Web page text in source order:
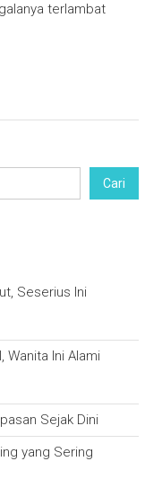
terlambat
Cari
Seserius Ini
Wanita Ini Alami
Sejak Dini
yang Sering